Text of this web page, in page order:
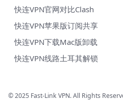
快连VPN官网对比Clash
快连VPN苹果版订阅共享
快连VPN下载Mac版卸载
快连VPN线路土耳其解锁
© 2025 Fast-Link VPN. All Rights